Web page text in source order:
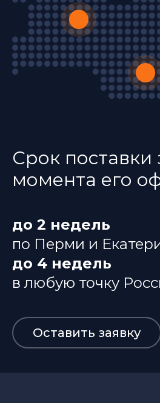
Срок поставки
момента его
до 2 недель
по Перми и
до 4 недель
в любую точку
Оставить заявку